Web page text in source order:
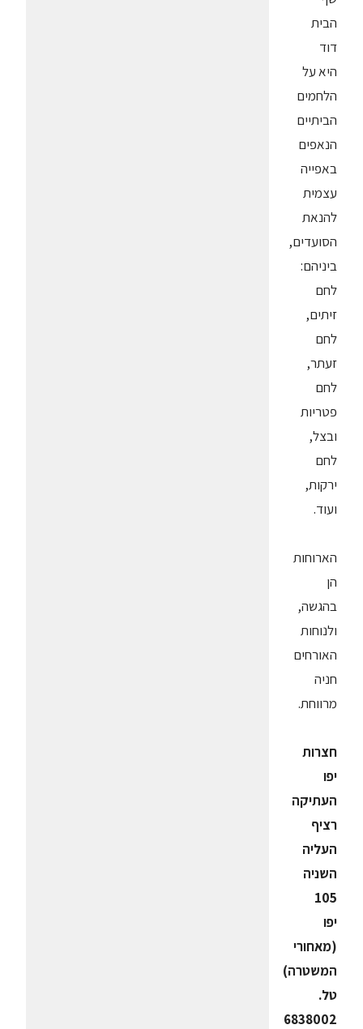
הבית
דוד
היא על
הלחמים
הביתיים
הנאפים
באפייה
עצמית
להנאת
הסועדים,
ביניהם:
לחם
זיתים,
לחם
זעתר,
לחם
פטריות
ובצל,
לחם
ירקות,
ועוד.
הארוחות
הן
בהגשה,
ולנוחות
האורחים
חניה
מרווחת.
חצרות
יפו
העתיקה
רציף
העליה
השניה
105
יפו
(מאחורי
המשטרה)
טל.
6838002